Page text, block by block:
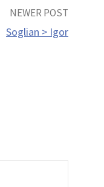
NEWER POST
Soglian > Igor